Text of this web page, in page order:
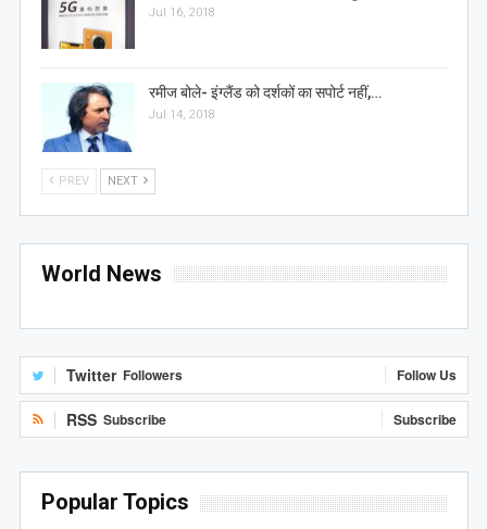
Jul 16, 2018
रमीज बोले- इंग्लैंड को दर्शकों का सपोर्ट नहीं,…
Jul 14, 2018
PREV NEXT
World News
Twitter Followers Follow Us
RSS Subscribe Subscribe
Popular Topics